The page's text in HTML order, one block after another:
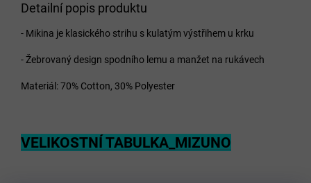
Detailní popis produktu
- Mikina je klasického strihu s kulatým výstřihem u krku
- Žebrovaný design spodního lemu a manžet na rukávech
Materiál: 70% Cotton, 30% Polyester
VELIKOSTNÍ TABULKA_MIZUNO